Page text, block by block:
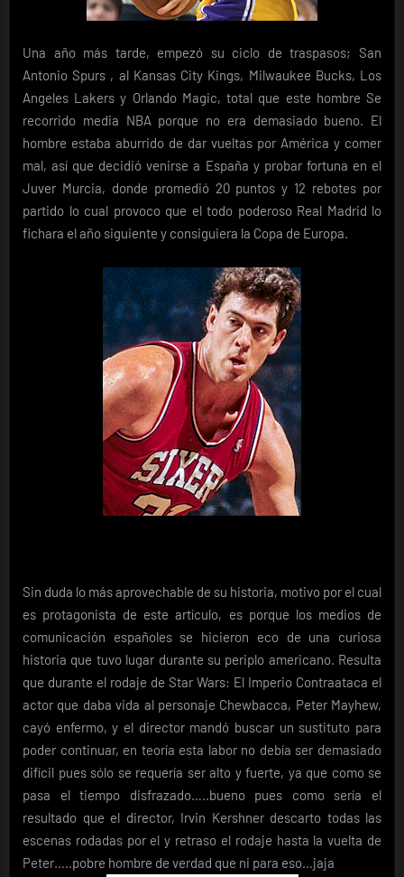
Una año más tarde, empezó su ciclo de traspasos; San
Antonio Spurs , al Kansas City Kings, Milwaukee Bucks, Los
Angeles Lakers y Orlando Magic, total que este hombre Se
recorrido media NBA porque no era demasiado bueno. El
hombre estaba aburrido de dar vueltas por América y comer
mal, así que decidió venirse a España y probar fortuna en el
Juver Murcia, donde promedió 20 puntos y 12 rebotes por
partido lo cual provoco que el todo poderoso Real Madrid lo
fichara el año siguiente y consiguiera la Copa de Europa.
Sin duda lo más aprovechable de su historia, motivo por el cual
es protagonista de este artículo, es porque los medios de
comunicación españoles se hicieron eco de una curiosa
historia que tuvo lugar durante su periplo americano. Resulta
que durante el rodaje de Star Wars: El Imperio Contraataca el
actor que daba vida al personaje Chewbacca, Peter Mayhew,
cayó enfermo, y el director mandó buscar un sustituto para
poder continuar, en teoría esta labor no debía ser demasiado
difícil pues sólo se requería ser alto y fuerte, ya que como se
pasa el tiempo disfrazado…..bueno pues como sería el
resultado que el director, Irvin Kershner descarto todas las
escenas rodadas por el y retraso el rodaje hasta la vuelta de
Peter…..pobre hombre de verdad que ni para eso…jaja